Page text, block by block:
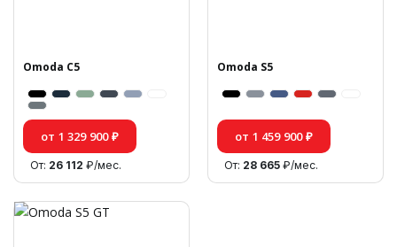
Omoda C5
от 1 329 900 ₽
От: 26 112 ₽/мес.
Omoda S5
от 1 459 900 ₽
От: 28 665 ₽/мес.